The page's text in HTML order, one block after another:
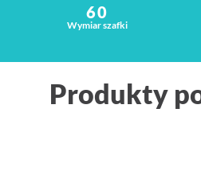
60
Wymiar szafki
Produkty